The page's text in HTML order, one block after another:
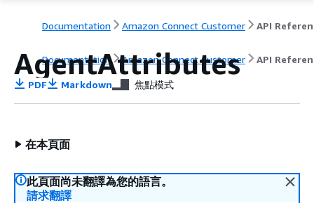
Documentation Amazon Connect Customer API
Documentation Amazon Connect Customer API
AgentAttributes
PDF Markdown 焦點模式
在本頁面
此頁面尚未翻譯為您的語言。
請求翻譯